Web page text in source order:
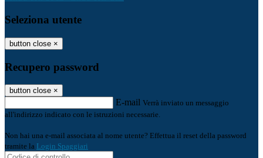
Seleziona utente
button close ×
Recupero password
button close ×
E-mail Verrà inviato un messaggio
all'indirizzo indicato con le istruzioni necessarie.
Non hai una e-mail associata al nome utente? Effettua il reset della password
tramite la Login Spaggiari